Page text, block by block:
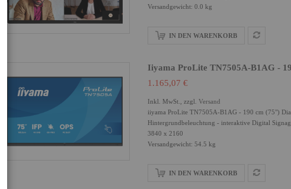
Versandgewicht: 0.0 kg
IN DEN WARENKORB
Iiyama ProLite TN7505A-B1AG -
1.165,07 €
Inkl. MwSt., zzgl. Versand
iiyama ProLite TN7505A-B1AG - 190 cm (75")
Hintergrundbeleuchtung - interaktive Digital
3840 x 2160
Versandgewicht: 54.5 kg
IN DEN WARENKORB